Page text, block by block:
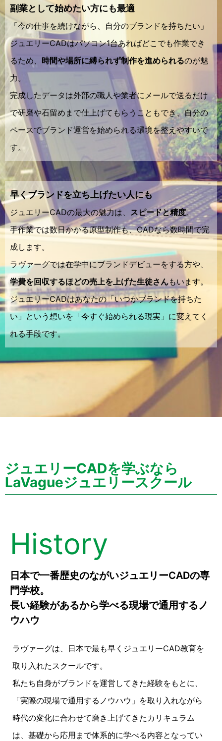
副業として始めたい方にも最適
「今の仕事を続けながら、自分のブランドを持ちたい」
ジュエリーCADはパソコン1台あればどこでも作業でき
るため、 時間や場所に縛られず制作を進められるのが魅
力。
完成したデータは外部の職人や業者にメールで送るだけ
で研磨や石留めまで仕上げてもらうこともでき、自分の
ペースでブランド運営を始められる環境を整えやすいで
す。
早くブランドを立ち上げたい人にも
ジュエリーCADの最大の魅力は、 スピードと精度。
手作業では数日かかる原型制作も、CADなら数時間で完
成します。
ラヴァーグでは在学中にブランドデビューをする方や、
学費を回収するほどの売上を上げた生徒さんもいます。
ジュエリーCADはあなたの「いつかブランドを持ちた
い」という想いを「今すぐ始められる現実」に変えてく
れる手段です。
ジュエリーCADを学ぶなら
LaVagueジュエリースクール
History
日本で一番歴史のながいジュエリーCADの専
門学校。
長い経験があるから学べる現場で通用するノ
ウハウ
ラヴァーグは、日本で最も早くジュエリーCAD教育を
取り入れたスクールです。
私たち自身がブランドを運営してきた経験をもとに、
「実際の現場で通用するノウハウ」を取り入れながら
時代の変化に合わせて磨き上げてきたカリキュラム
は、基礎から応用まで体系的に学べる内容となってい